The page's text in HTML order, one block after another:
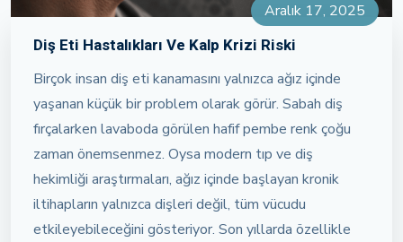
Aralık 17, 2025
Diş Eti Hastalıkları Ve Kalp Krizi Riski
Birçok insan diş eti kanamasını yalnızca ağız içinde
yaşanan küçük bir problem olarak görür. Sabah diş
fırçalarken lavaboda görülen hafif pembe renk çoğu
zaman önemsenmez. Oysa modern tıp ve diş
hekimliği araştırmaları, ağız içinde başlayan kronik
iltihapların yalnızca dişleri değil, tüm vücudu
etkileyebileceğini gösteriyor. Son yıllarda özellikle